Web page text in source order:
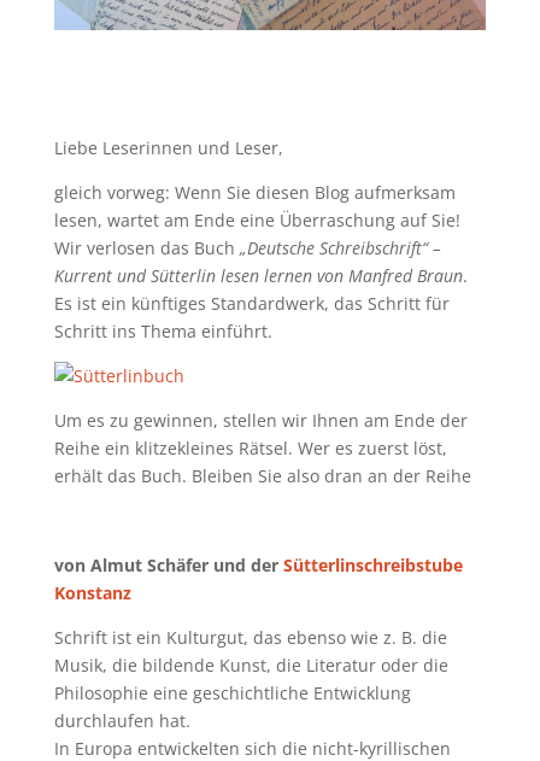
Liebe Leserinnen und Leser,
gleich vorweg: Wenn Sie diesen Blog aufmerksam
lesen, wartet am Ende eine Überraschung auf Sie!
Wir verlosen das Buch „Deutsche Schreibschrift“ –
Kurrent und Sütterlin lesen lernen von Manfred Braun.
Es ist ein künftiges Standardwerk, das Schritt für
Schritt ins Thema einführt.
Um es zu gewinnen, stellen wir Ihnen am Ende der
Reihe ein klitzekleines Rätsel. Wer es zuerst löst,
erhält das Buch. Bleiben Sie also dran an der Reihe
von Almut Schäfer und der Sütterlinschreibstube
Konstanz
Schrift ist ein Kulturgut, das ebenso wie z. B. die
Musik, die bildende Kunst, die Literatur oder die
Philosophie eine geschichtliche Entwicklung
durchlaufen hat.
In Europa entwickelten sich die nicht-kyrillischen